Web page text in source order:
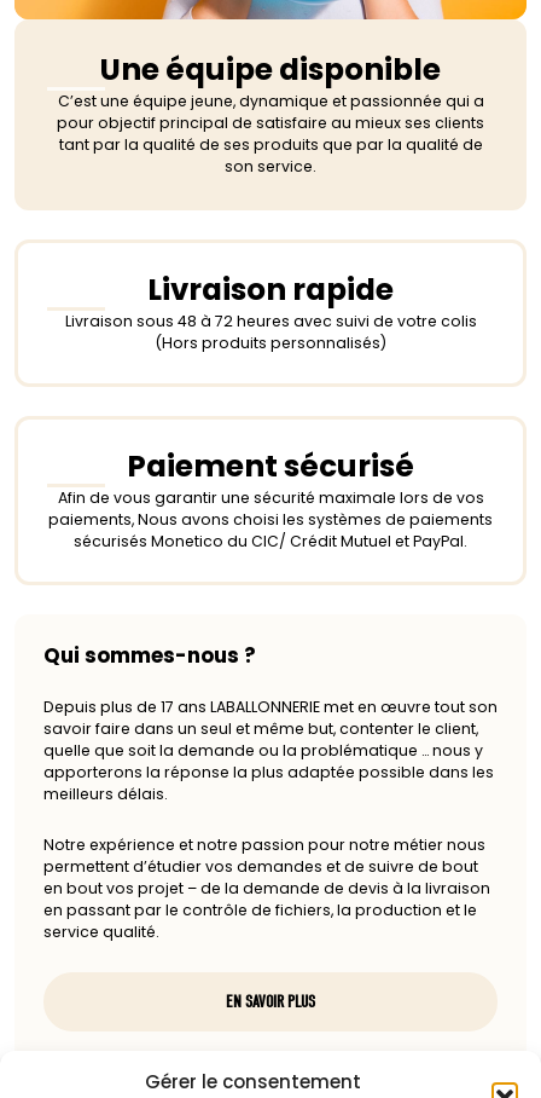
Gérer le consentement
Une équipe disponible
C’est une équipe jeune, dynamique et passionnée qui a
pour objectif principal de satisfaire au mieux ses clients
tant par la qualité de ses produits que par la qualité de
son service.
Livraison rapide
Livraison sous 48 à 72 heures avec suivi de votre colis
(Hors produits personnalisés)
Paiement sécurisé
Afin de vous garantir une sécurité maximale lors de vos
paiements, Nous avons choisi les systèmes de paiements
sécurisés Monetico du CIC/ Crédit Mutuel et PayPal.
Qui sommes-nous ?
Depuis plus de 17 ans LABALLONNERIE met en œuvre tout son
savoir faire dans un seul et même but, contenter le client,
quelle que soit la demande ou la problématique … nous y
apporterons la réponse la plus adaptée possible dans les
meilleurs délais.
Notre expérience et notre passion pour notre métier nous
permettent d’étudier vos demandes et de suivre de bout
en bout vos projet – de la demande de devis à la livraison
en passant par le contrôle de fichiers, la production et le
service qualité.
EN SAVOIR PLUS
Nous contacter